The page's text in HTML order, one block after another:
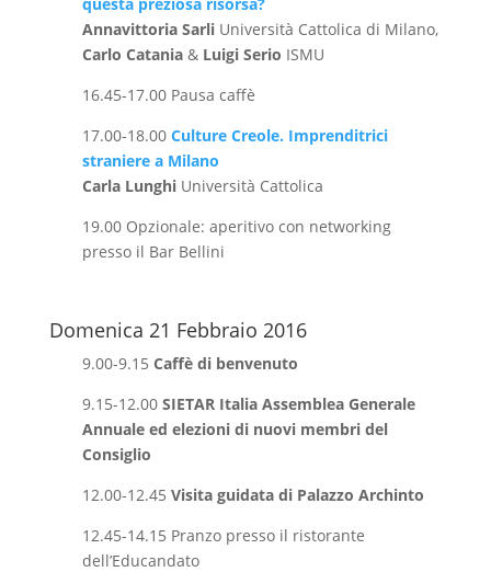
Annavittoria Sarli Università Cattolica di Milano,
Carlo Catania&Luigi Serio ISMU
16.45-17.00 Pausa caffè
17.00-18.00 Culture Creole. Imprenditrici
straniere a Milano
Carla Lunghi Università Cattolica
19.00 Opzionale: aperitivo con networking
presso il Bar Bellini
Domenica 21 Febbraio 2016
9.00-9.15 Caffè di benvenuto
9.15-12.00 SIETAR Italia Assemblea Generale
Annuale ed elezioni di nuovi membri del
Consiglio
12.00-12.45 Visita guidata di Palazzo Archinto
12.45-14.15 Pranzo presso il ristorante
dell’Educandato